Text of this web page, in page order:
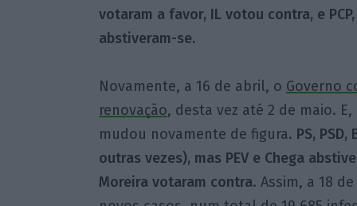
votaram a favor, IL votou contra, e
abstiveram-se.
Novamente, a 16 de abril, o Governo
renovação, desta vez até 2 de maio.
mudou novamente de figura. PS,
outras vezes), mas PEV e Chega
Moreira votaram contra. Assim, a 18